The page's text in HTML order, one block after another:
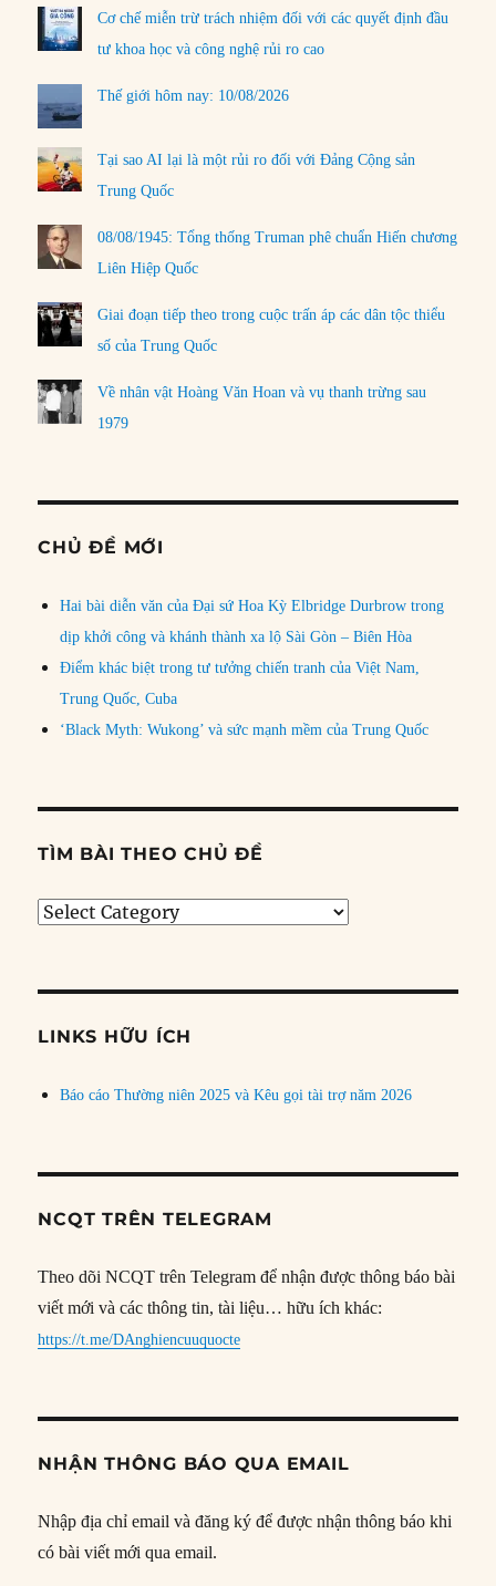
Cơ chế miễn trừ trách nhiệm đối với các quyết định đầu
tư khoa học và công nghệ rủi ro cao
Thế giới hôm nay: 10/08/2026
Tại sao AI lại là một rủi ro đối với Đảng Cộng sản
Trung Quốc
08/08/1945: Tổng thống Truman phê chuẩn Hiến chương
Liên Hiệp Quốc
Giai đoạn tiếp theo trong cuộc trấn áp các dân tộc thiểu
số của Trung Quốc
Về nhân vật Hoàng Văn Hoan và vụ thanh trừng sau
1979
CHỦ ĐỀ MỚI
Hai bài diễn văn của Đại sứ Hoa Kỳ Elbridge Durbrow trong
dịp khởi công và khánh thành xa lộ Sài Gòn – Biên Hòa
Điểm khác biệt trong tư tưởng chiến tranh của Việt Nam,
Trung Quốc, Cuba
‘Black Myth: Wukong’ và sức mạnh mềm của Trung Quốc
TÌM BÀI THEO CHỦ ĐỀ
Tìm
đề
LINKS HỮU ÍCH
Báo cáo Thường niên 2025 và Kêu gọi tài trợ năm 2026
NCQT TRÊN TELEGRAM
Theo dõi NCQT trên Telegram để nhận được thông báo bài
viết mới và các thông tin, tài liệu… hữu ích khác:
https://t.me/DAnghiencuuquocte
NHẬN THÔNG BÁO QUA EMAIL
Nhập địa chỉ email và đăng ký để được nhận thông báo khi
có bài viết mới qua email.